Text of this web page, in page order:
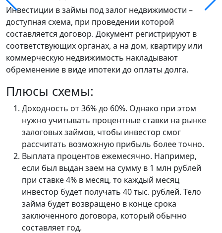
Инвестиции в займы под залог недвижимости –
доступная схема, при проведении которой
составляется договор. Документ регистрируют в
соответствующих органах, а на дом, квартиру или
коммерческую недвижимость накладывают
обременение в виде ипотеки до оплаты долга.
Плюсы схемы:
Доходность от 36% до 60%. Однако при этом
нужно учитывать процентные ставки на рынке
залоговых займов, чтобы инвестор смог
рассчитать возможную прибыль более точно.
Выплата процентов ежемесячно. Например,
если был выдан заем на сумму в 1 млн рублей
при ставке 4% в месяц, то каждый месяц
инвестор будет получать 40 тыс. рублей. Тело
займа будет возвращено в конце срока
заключенного договора, который обычно
составляет год.